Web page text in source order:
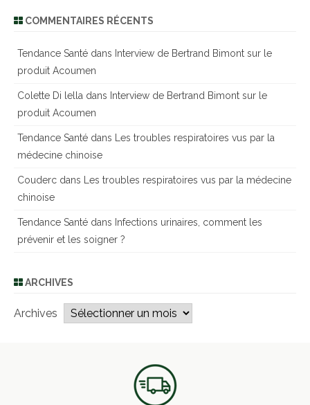
COMMENTAIRES RÉCENTS
Tendance Santé dans Interview de Bertrand Bimont sur le
produit Acoumen
Colette Di lella dans Interview de Bertrand Bimont sur le
produit Acoumen
Tendance Santé dans
Les troubles respiratoires vus par la
médecine chinoise
Couderc dans
Les troubles respiratoires vus par la médecine
chinoise
Tendance Santé dans Infections urinaires, comment les
prévenir et les soigner ?
ARCHIVES
Archives